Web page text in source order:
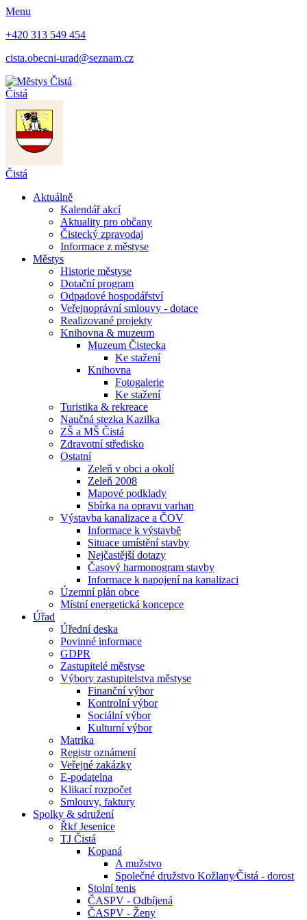
Menu
+420 313 549 454
cista.obecni-urad@seznam.cz
Čistá
Čistá
Aktuálně
Kalendář akcí
Aktuality pro občany
Čistecký zpravodaj
Informace z městyse
Městys
Historie městyse
Dotační program
Odpadové hospodářství
Veřejnoprávní smlouvy - dotace
Realizované projekty
Knihovna & muzeum
Muzeum Čistecka
Ke stažení
Knihovna
Fotogalerie
Ke stažení
Turistika & rekreace
Naučná stezka Kazilka
ZŠ a MŠ Čistá
Zdravotní středisko
Ostatní
Zeleň v obci a okolí
Zeleň 2008
Mapové podklady
Sbírka na opravu varhan
Výstavba kanalizace a ČOV
Informace k výstavbě
Situace umístění stavby
Nejčastější dotazy
Časový harmonogram stavby
Informace k napojení na kanalizaci
Územní plán obce
Místní energetická koncepce
Úřad
Úřední deska
Povinné informace
GDPR
Zastupitelé městyse
Výbory zastupitelstva městyse
Finanční výbor
Kontrolní výbor
Sociální výbor
Kulturní výbor
Matrika
Registr oznámení
Veřejné zakázky
E-podatelna
Klikací rozpočet
Smlouvy, faktury
Spolky & sdružení
Řkf Jesenice
TJ Čistá
Kopaná
A mužstvo
Společné družstvo Kožlany⁄Čistá - dorost
Stolní tenis
ČASPV - Odbíjená
ČASPV - Ženy